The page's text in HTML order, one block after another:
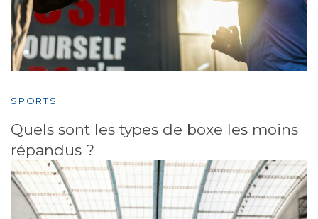
SPORTS
Quels sont les types de boxe les moins
répandus ?